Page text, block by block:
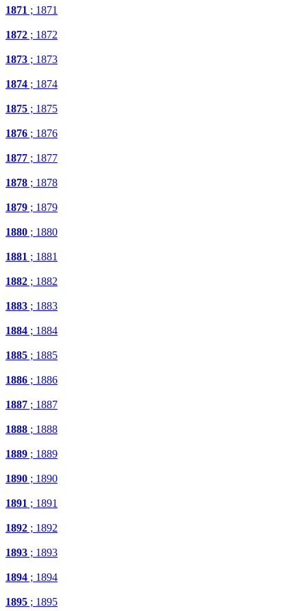
1871 ; 1871
1872 ; 1872
1873 ; 1873
1874 ; 1874
1875 ; 1875
1876 ; 1876
1877 ; 1877
1878 ; 1878
1879 ; 1879
1880 ; 1880
1881 ; 1881
1882 ; 1882
1883 ; 1883
1884 ; 1884
1885 ; 1885
1886 ; 1886
1887 ; 1887
1888 ; 1888
1889 ; 1889
1890 ; 1890
1891 ; 1891
1892 ; 1892
1893 ; 1893
1894 ; 1894
1895 ; 1895